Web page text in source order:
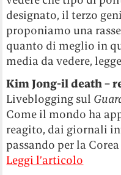
designato, il terzo
proponiamo una
quanto di meglio in
media da vedere,
Kim Jong-il death –
Liveblogging sul
Come il mondo ha
reagito, dai giornali
passando per la
Leggi l’articolo